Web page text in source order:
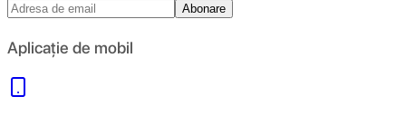
Abonare
Aplicație de mobil